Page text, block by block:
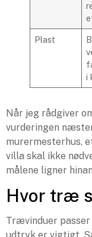
Plast
i
Når jeg rådgiver
vurderingen
murermesterhus,
villa skal ikke
målene ligner
Hvor træ
Trævinduer